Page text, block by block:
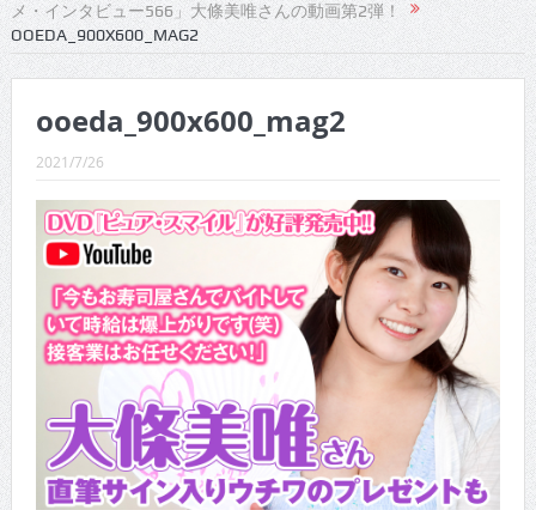
CINEMA×STYLE 291号
CINEMA×STYLE 290号
CINEMA×STYLE 289号
CINEMA×STYLE 288号
CINEMA×STYLE 287号
CINEMA×STYLE 286号
CINEMA×STYLE 285号
CINEMA×STYLE 294号
メ・インタビュー566」大條美唯さんの動画第2弾！
OOEDA_900X600_MAG2
ooeda_900x600_mag2
2021/7/26